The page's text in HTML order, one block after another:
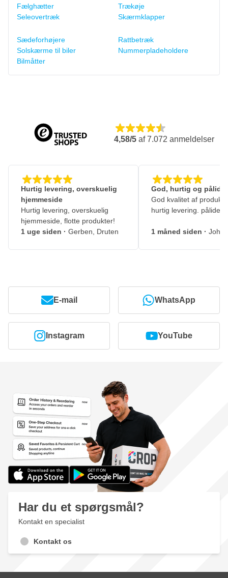
Fælghætter
Seleovertræk
Trækøje
Skærmklapper
Sædeforhøjere
Solskærme til biler
Bilmåtter
Rattbetræk
Nummerpladeholdere
4,58/5 af7.072 anmeldelser
Hurtig levering, overskuelig
hjemmeside
Hurtig levering, overskuelig
hjemmeside, flotte produkter!
1 uge siden · Gerben, Druten
God, hurtig og
God kvalitet af
hurtig levering.
1 måned siden ·
E-mail WhatsApp
Instagram YouTube
Har du et spørgsmål?
Kontakt en specialist
Kontakt os